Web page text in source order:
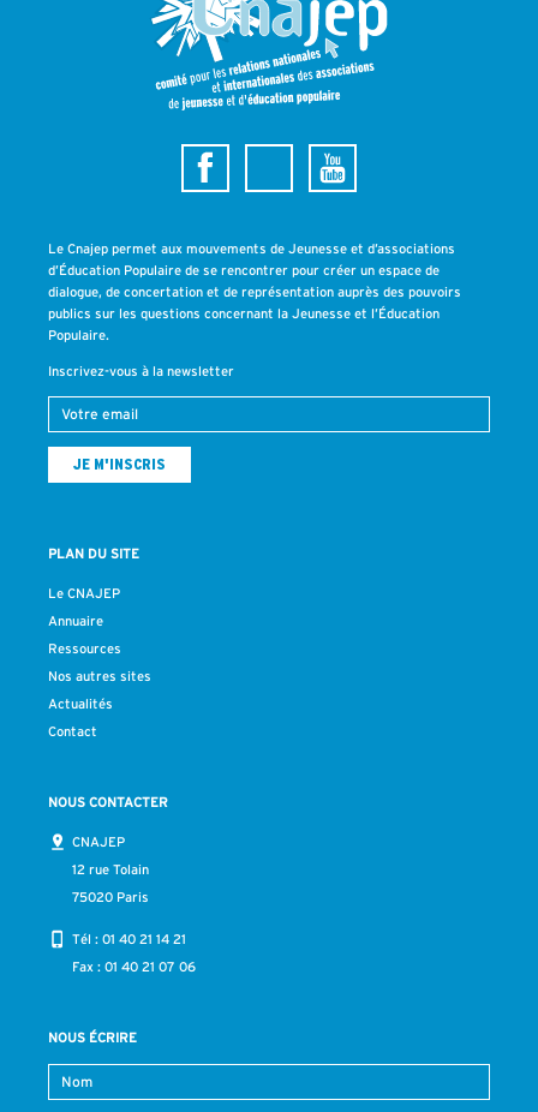
Le Cnajep permet aux mouvements de Jeunesse et d’associations
d’Éducation Populaire de se rencontrer pour créer un espace de
dialogue, de concertation et de représentation auprès des pouvoirs
publics sur les questions concernant la Jeunesse et l’Éducation
Populaire.
Inscrivez-vous à la newsletter
PLAN DU SITE
Le CNAJEP
Annuaire
Ressources
Nos autres sites
Actualités
Contact
NOUS CONTACTER
CNAJEP
12 rue Tolain
75020 Paris
Tél : 01 40 21 14 21
Fax : 01 40 21 07 06
NOUS ÉCRIRE